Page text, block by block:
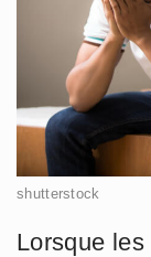
shutterstock
Lorsque